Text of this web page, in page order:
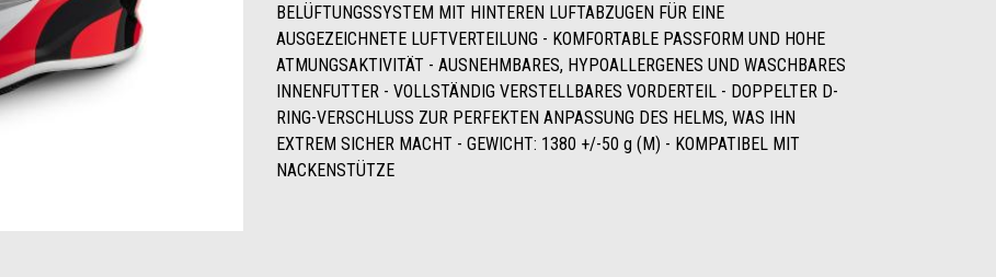
BELÜFTUNGSSYSTEM MIT HINTEREN LUFTABZUGEN FÜR EINE
AUSGEZEICHNETE LUFTVERTEILUNG - KOMFORTABLE PASSFORM UND HOHE
ATMUNGSAKTIVITÄT - AUSNEHMBARES, HYPOALLERGENES UND WASCHBARES
INNENFUTTER - VOLLSTÄNDIG VERSTELLBARES VORDERTEIL - DOPPELTER D-
RING-VERSCHLUSS ZUR PERFEKTEN ANPASSUNG DES HELMS, WAS IHN
EXTREM SICHER MACHT - GEWICHT: 1380 +/-50 g (M) - KOMPATIBEL MIT
NACKENSTÜTZE